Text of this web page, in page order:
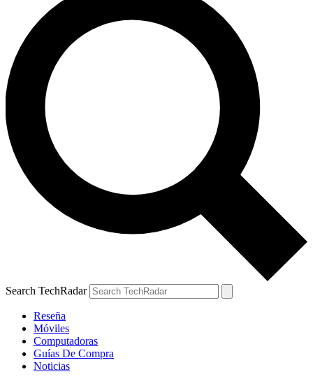
Search TechRadar
Reseña
Móviles
Computadoras
Guías De Compra
Noticias